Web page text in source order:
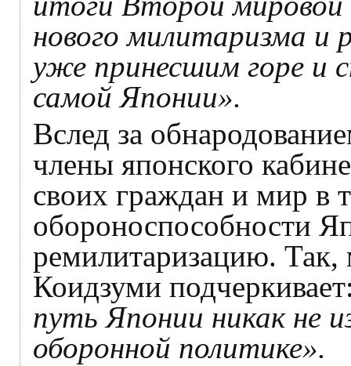
нового милитаризма
уже принесшим горе и
самой Японии».
Вслед за
члены японского
своих граждан и мир в
обороноспособности
ремилитаризацию.
Коидзуми
путь Японии никак не
оборонной политике».